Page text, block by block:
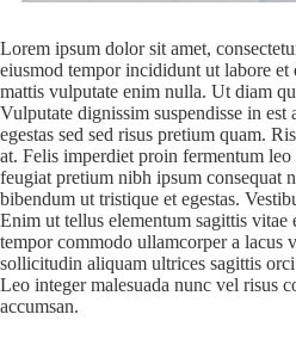
Lorem ipsum dolor sit amet,
eiusmod tempor incididunt ut labore
mattis vulputate enim nulla. Ut diam
Vulputate dignissim suspendisse in
egestas sed sed risus pretium quam.
at. Felis imperdiet proin fermentum
feugiat pretium nibh ipsum consequat
bibendum ut tristique et egestas.
Enim ut tellus elementum sagittis
tempor commodo ullamcorper a lacus
sollicitudin aliquam ultrices sagittis orci
Leo integer malesuada nunc vel risus
accumsan.